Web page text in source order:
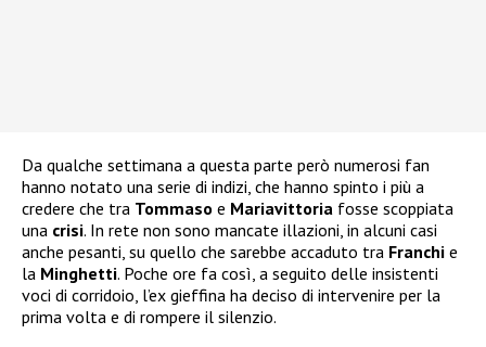
Da qualche settimana a questa parte però numerosi fan
hanno notato una serie di indizi, che hanno spinto i più a
credere che tra Tommaso e Mariavittoria fosse scoppiata
una crisi. In rete non sono mancate illazioni, in alcuni casi
anche pesanti, su quello che sarebbe accaduto tra Franchi e
la Minghetti. Poche ore fa così, a seguito delle insistenti
voci di corridoio, l’ex gieffina ha deciso di intervenire per la
prima volta e di rompere il silenzio.